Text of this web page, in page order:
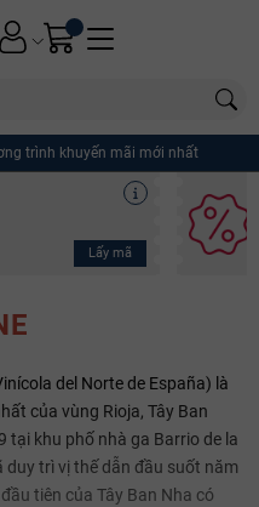
trình khuyến mãi mới nhất
Lấy mã
del Norte de España) là
của vùng Rioja, Tây Ban
tại khu phố nhà ga Barrio de la
duy trì vị thế dẫn đầu suốt năm
tiên của Tây Ban Nha có